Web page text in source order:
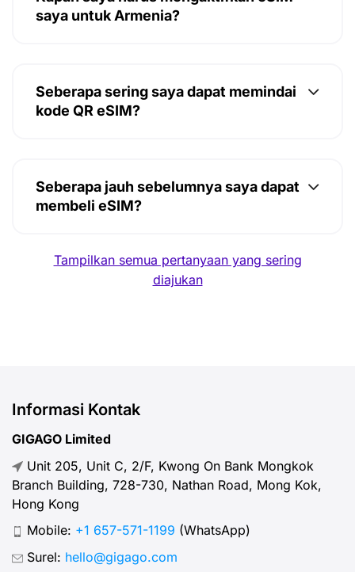
saya untuk Armenia?
Seberapa sering saya dapat memindai
kode QR eSIM?
Seberapa jauh sebelumnya saya dapat
membeli eSIM?
Tampilkan semua pertanyaan yang sering
diajukan
Informasi Kontak
GIGAGO Limited
Unit 205, Unit C, 2/F, Kwong On Bank Mongkok
Branch Building, 728-730, Nathan Road, Mong Kok,
Hong Kong
Mobile: +1 657-571-1199 (WhatsApp)
Surel: hello@gigago.com